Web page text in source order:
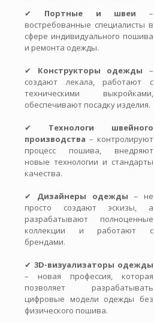
✔ Портные и швеи –
востребованные специалисты в
сфере индивидуального пошива
и ремонта одежды.
✔ Конструкторы одежды –
создают лекала, работают с
техническими выкройками,
обеспечивают посадку изделия.
✔ Технологи швейного
производства – контролируют
процесс пошива, внедряют
новые технологии и стандарты
качества.
✔ Дизайнеры одежды – не
просто создают эскизы, а
разрабатывают полноценные
коллекции и работают с
брендами.
✔3D-визуализаторы одежды
– новая профессия, которая
позволяет разрабатывать
цифровые модели одежды без
физического пошива.